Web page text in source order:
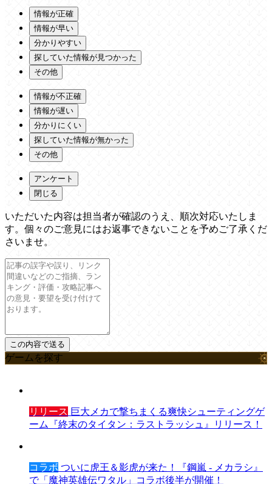
情報が正確
情報が早い
分かりやすい
探していた情報が見つかった
その他
情報が不正確
情報が遅い
分かりにくい
探していた情報が無かった
その他
アンケート
閉じる
いただいた内容は担当者が確認のうえ、順次対応いたしま
す。個々のご意見にはお返事できないことを予めご了承くだ
さいませ。
ゲームを探す
リリース 巨大メカで撃ちまくる爽快シューティングゲ
ーム『終末のタイタン：ラストラッシュ』リリース！
コラボ ついに虎王＆影虎が来た！『鋼嵐 - メカラシ』
で「魔神英雄伝ワタル」コラボ後半が開催！